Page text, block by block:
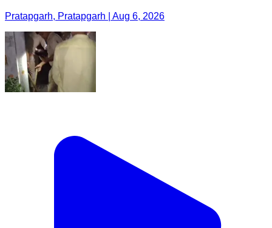
Pratapgarh, Pratapgarh | Aug 6, 2026